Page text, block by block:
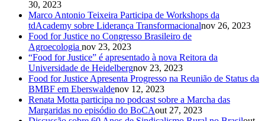
30, 2023
Marco Antonio Teixeira Participa de Workshops da
tdAcademy sobre Liderança Transformacionalnov 26, 2023
Food for Justice no Congresso Brasileiro de
Agroecologia nov 23, 2023
“Food for Justice” é apresentado à nova Reitora da
Universidade de Heidelbergnov 23, 2023
Food for Justice Apresenta Progresso na Reunião de Status da
BMBF em Eberswaldenov 12, 2023
Renata Motta participa no podcast sobre a Marcha das
Margaridas no episódio do BoCAout 27, 2023